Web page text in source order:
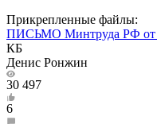
Прикрепленные файлы:
ПИСЬМО Минтруда РФ от
КБ
Денис Ронжин
30 497
6